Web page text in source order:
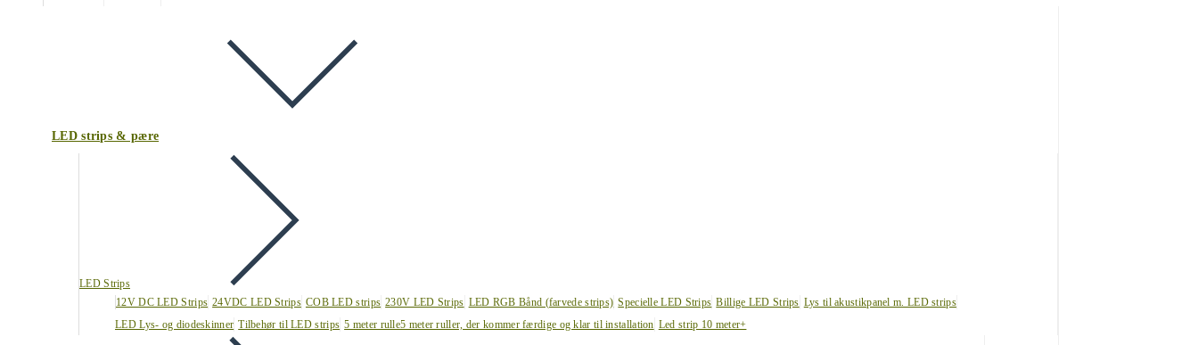
LED strips & pære
LED Strips
12V DC LED Strips 24VDC LED Strips COB LED strips 230V LED Strips LED RGB Bånd (farvede strips) Specielle LED Strips Billige LED Strips Lys til akustikpanel m. LED strips
LED Lys- og diodeskinner Tilbehør til LED strips 5 meter rulle5 meter ruller, der kommer færdige og klar til installation Led strip 10 meter+